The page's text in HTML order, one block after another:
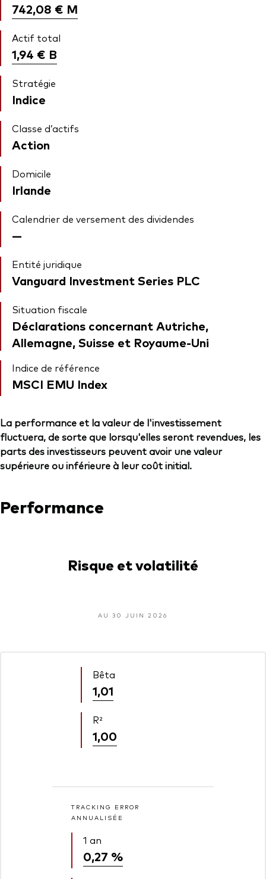
742,08 € M
Actif total
1,94 € B
Stratégie
Indice
Classe d’actifs
Action
Domicile
Irlande
Calendrier de versement des dividendes
—
Entité juridique
Vanguard Investment Series PLC
Situation fiscale
Déclarations concernant Autriche,
Allemagne, Suisse et Royaume-Uni
Indice de référence
MSCI EMU Index
La performance et la valeur de l'investissement
fluctuera, de sorte que lorsqu'elles seront revendues, les
parts des investisseurs peuvent avoir une valeur
supérieure ou inférieure à leur coût initial.
Performance
Risque et volatilité
AU 30 JUIN 2026
Bêta
1,01
R²
1,00
TRACKING ERROR
ANNUALISÉE
1 an
0,27 %